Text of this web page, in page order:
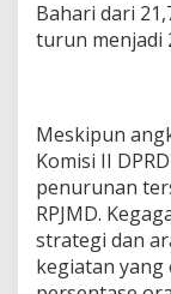
Bahari dari
turun menjadi
Meskipun
Komisi II
penurunan
RPJMD.
strategi dan
kegiatan